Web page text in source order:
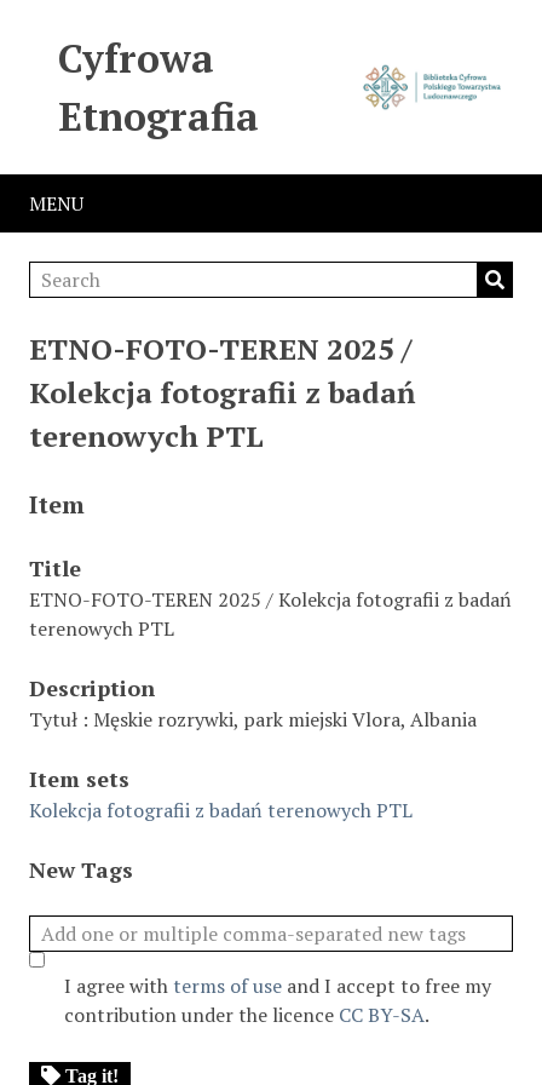
Cyfrowa
Etnografia
MENU
ETNO-FOTO-TEREN 2025 /
Kolekcja fotografii z badań
terenowych PTL
Item
Title
ETNO-FOTO-TEREN 2025 / Kolekcja fotografii z badań
terenowych PTL
Description
Tytuł : Męskie rozrywki, park miejski Vlora, Albania
Item sets
Kolekcja fotografii z badań terenowych PTL
New Tags
I agree with terms of use and I accept to free my
contribution under the licence CC BY-SA.
Tag it!